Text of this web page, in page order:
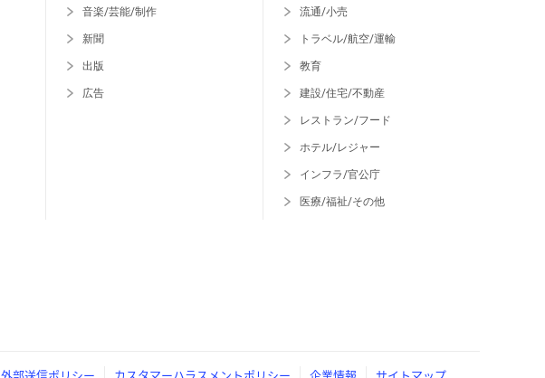
音楽/芸能/制作
新聞
出版
広告
流通/小売
トラベル/航空/運輸
教育
建設/住宅/不動産
レストラン/フード
ホテル/レジャー
インフラ/官公庁
医療/福祉/その他